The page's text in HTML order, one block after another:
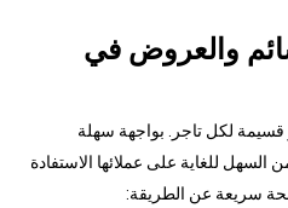
والعروض في
لكل تاجر. بواجهة سهلة
السهل للغاية على عملائها الاستفادة
سريعة عن الطريقة: